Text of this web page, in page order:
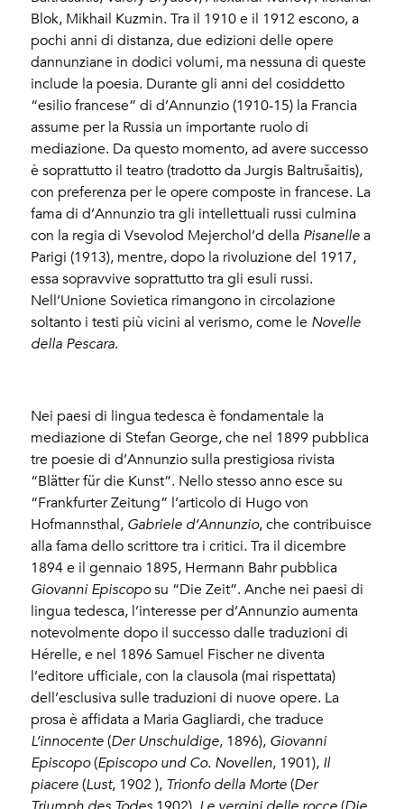
Blok, Mikhail Kuzmin. Tra il 1910 e il 1912 escono, a
pochi anni di distanza, due edizioni delle opere
dannunziane in dodici volumi, ma nessuna di queste
include la poesia. Durante gli anni del cosiddetto
“esilio francese” di d’Annunzio (1910-15) la Francia
assume per la Russia un importante ruolo di
mediazione. Da questo momento, ad avere successo
è soprattutto il teatro (tradotto da Jurgis Baltrušaitis),
con preferenza per le opere composte in francese. La
fama di d’Annunzio tra gli intellettuali russi culmina
con la regia di Vsevolod Mejerchol’d della Pisanelle a
Parigi (1913), mentre, dopo la rivoluzione del 1917,
essa sopravvive soprattutto tra gli esuli russi.
Nell’Unione Sovietica rimangono in circolazione
soltanto i testi più vicini al verismo, come le Novelle
della Pescara.
Nei paesi di lingua tedesca è fondamentale la
mediazione di Stefan George, che nel 1899 pubblica
tre poesie di d’Annunzio sulla prestigiosa rivista
“Blätter für die Kunst”. Nello stesso anno esce su
“Frankfurter Zeitung” l’articolo di Hugo von
Hofmannsthal, Gabriele d’Annunzio, che contribuisce
alla fama dello scrittore tra i critici. Tra il dicembre
1894 e il gennaio 1895, Hermann Bahr pubblica
Giovanni Episcoposu “Die Zeit”. Anche nei paesi di
lingua tedesca, l’interesse per d’Annunzio aumenta
notevolmente dopo il successo dalle traduzioni di
Hérelle, e nel 1896 Samuel Fischer ne diventa
l’editore ufficiale, con la clausola (mai rispettata)
dell’esclusiva sulle traduzioni di nuove opere. La
prosa è affidata a Maria Gagliardi, che traduce
L’innocente (Der Unschuldige, 1896), Giovanni
Episcopo(Episcopo und Co. Novellen, 1901), Il
piacere (Lust, 1902 ), Trionfo della Morte (Der